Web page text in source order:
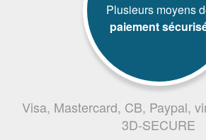
Plusieurs moyens
paiement
Visa, Mastercard, CB, Paypal,
3D-SECURE